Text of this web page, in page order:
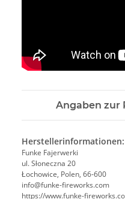
Angaben zur
Herstellerinformationen:
Funke Fajerwerki
ul. Słoneczna 20
Łochowice, Polen, 66-600
info@funke-fireworks.com
https://www.funke-